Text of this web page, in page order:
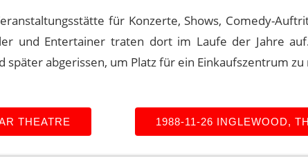
für Konzerte, Shows, Comedy-
und Entertainer traten dort im Laufe der Jahre
später abgerissen, um Platz für ein Einkaufszentrum zu
THEATRE 1988-11-26 INGLEWOOD,